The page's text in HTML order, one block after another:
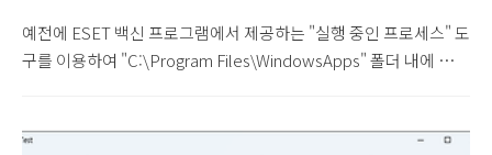
예전에 ESET 백신 프로그램에서 제공하는 "실행 중인 프로세스" 도
구를 이용하여 "C:\Program Files\WindowsApps" 폴더 내에 접근
(2019.3.31) 소개한 방법 외에도 작업 관리자를 이용하여